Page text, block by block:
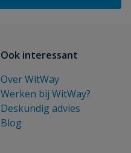
Ook interessant
Over WitWay
Werken bij WitWay?
Deskundig advies
Blog